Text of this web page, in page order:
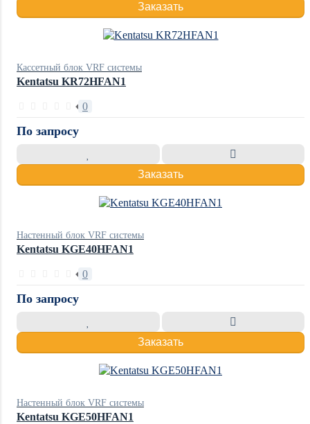
Заказать
Кассетный блок VRF системы
Kentatsu KR72HFAN1
0
По запросу
Заказать
Настенный блок VRF системы
Kentatsu KGE40HFAN1
0
По запросу
Заказать
Настенный блок VRF системы
Kentatsu KGE50HFAN1